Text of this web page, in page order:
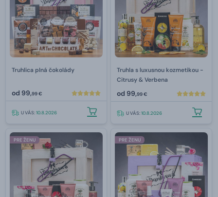
Truhlica plná čokolády
od 99,99 €
U VÁS:10.8.2026
Truhla s luxusnou kozmetikou -
Citrusy & Verbena
od 99,99 €
U VÁS:10.8.2026
PRE ŽENU PRE ŽENU